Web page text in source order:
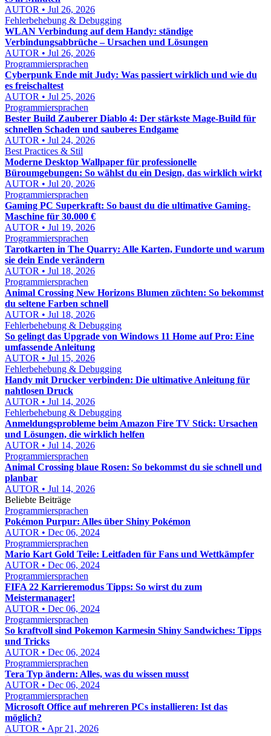
AUTOR • Jul 26, 2026
Fehlerbehebung & Debugging
WLAN Verbindung auf dem Handy: ständige
Verbindungsabbrüche – Ursachen und Lösungen
AUTOR • Jul 26, 2026
Programmiersprachen
Cyberpunk Ende mit Judy: Was passiert wirklich und wie du
es freischaltest
AUTOR • Jul 25, 2026
Programmiersprachen
Bester Build Zauberer Diablo 4: Der stärkste Mage-Build für
schnellen Schaden und sauberes Endgame
AUTOR • Jul 24, 2026
Best Practices & Stil
Moderne Desktop Wallpaper für professionelle
Büroumgebungen: So wählst du ein Design, das wirklich wirkt
AUTOR • Jul 20, 2026
Programmiersprachen
Gaming PC Superkraft: So baust du die ultimative Gaming-
Maschine für 30.000 €
AUTOR • Jul 19, 2026
Programmiersprachen
Tarotkarten in The Quarry: Alle Karten, Fundorte und warum
sie dein Ende verändern
AUTOR • Jul 18, 2026
Programmiersprachen
Animal Crossing New Horizons Blumen züchten: So bekommst
du seltene Farben schnell
AUTOR • Jul 18, 2026
Fehlerbehebung & Debugging
So gelingt das Upgrade von Windows 11 Home auf Pro: Eine
umfassende Anleitung
AUTOR • Jul 15, 2026
Fehlerbehebung & Debugging
Handy mit Drucker verbinden: Die ultimative Anleitung für
nahtlosen Druck
AUTOR • Jul 14, 2026
Fehlerbehebung & Debugging
Anmeldungsprobleme beim Amazon Fire TV Stick: Ursachen
und Lösungen, die wirklich helfen
AUTOR • Jul 14, 2026
Programmiersprachen
Animal Crossing blaue Rosen: So bekommst du sie schnell und
planbar
AUTOR • Jul 14, 2026
Beliebte Beiträge
Programmiersprachen
Pokémon Purpur: Alles über Shiny Pokémon
AUTOR • Dec 06, 2024
Programmiersprachen
Mario Kart Gold Teile: Leitfaden für Fans und Wettkämpfer
AUTOR • Dec 06, 2024
Programmiersprachen
FIFA 22 Karrieremodus Tipps: So wirst du zum
Meistermanager!
AUTOR • Dec 06, 2024
Programmiersprachen
So kraftvoll sind Pokemon Karmesin Shiny Sandwiches: Tipps
und Tricks
AUTOR • Dec 06, 2024
Programmiersprachen
Tera Typ ändern: Alles, was du wissen musst
AUTOR • Dec 06, 2024
Programmiersprachen
Microsoft Office auf mehreren PCs installieren: Ist das
möglich?
AUTOR • Apr 21, 2026